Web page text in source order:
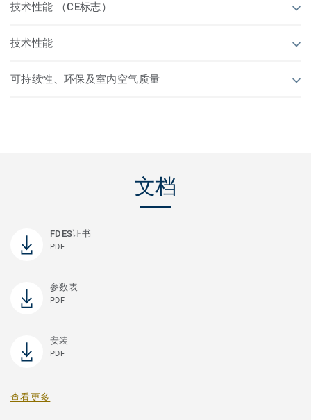
技术性能 （CE标志）
技术性能
可持续性、环保及室内空气质量
文档
FDES证书
PDF
参数表
PDF
安装
PDF
查看更多